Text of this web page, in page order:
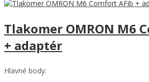
Tlakomer OMRON M6
+ adaptér
Hlavné body: